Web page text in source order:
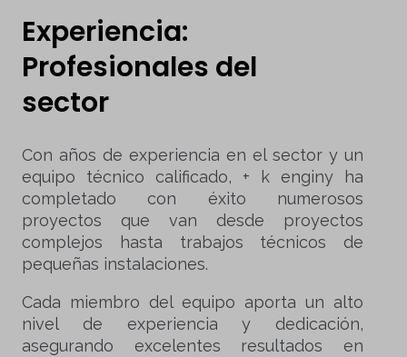
Experiencia:
Profesionales del
sector
Con años de experiencia en el sector y un
equipo técnico calificado, + k enginy ha
completado con éxito numerosos
proyectos que van desde proyectos
complejos hasta trabajos técnicos de
pequeñas instalaciones.
Cada miembro del equipo aporta un alto
nivel de experiencia y dedicación,
asegurando excelentes resultados en